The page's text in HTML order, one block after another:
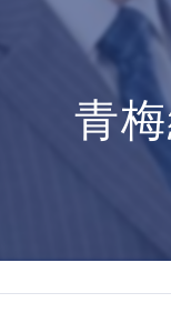
青